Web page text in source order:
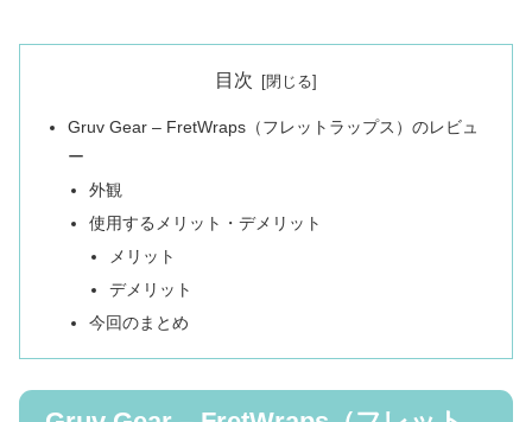
目次
Gruv Gear – FretWraps（フレットラップス）のレビュ
ー
外観
使用するメリット・デメリット
メリット
デメリット
今回のまとめ